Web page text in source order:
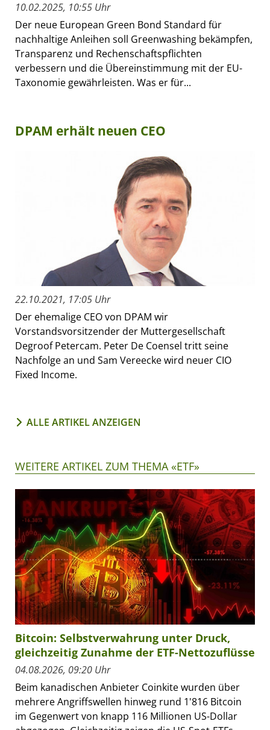
10.02.2025, 10:55 Uhr
Der neue European Green Bond Standard für
nachhaltige Anleihen soll Greenwashing bekämpfen,
Transparenz und Rechenschaftspflichten
verbessern und die Übereinstimmung mit der EU-
Taxonomie gewährleisten. Was er für...
DPAM erhält neuen CEO
22.10.2021, 17:05 Uhr
Der ehemalige CEO von DPAM wir
Vorstandsvorsitzender der Muttergesellschaft
Degroof Petercam. Peter De Coensel tritt seine
Nachfolge an und Sam Vereecke wird neuer CIO
Fixed Income.
ALLE ARTIKEL ANZEIGEN
WEITERE ARTIKEL ZUM THEMA «ETF»
Bitcoin: Selbstverwahrung unter Druck,
gleichzeitig Zunahme der ETF-Nettozuflüsse
04.08.2026, 09:20 Uhr
Beim kanadischen Anbieter Coinkite wurden über
mehrere Angriffswellen hinweg rund 1'816 Bitcoin
im Gegenwert von knapp 116 Millionen US-Dollar